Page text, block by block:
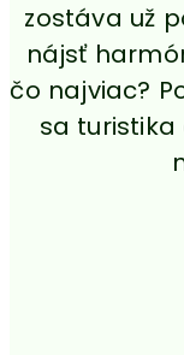
zostáva už
nájsť
čo najviac?
sa